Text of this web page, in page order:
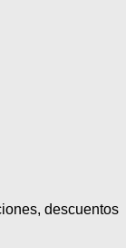
descuentos